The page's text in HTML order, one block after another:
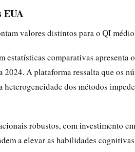
EUA
valores distintos para o QI
estatísticas comparativas apresenta
2024. A plataforma ressalta que os
heterogeneidade dos métodos
robustos, com investimento
a elevar as habilidades